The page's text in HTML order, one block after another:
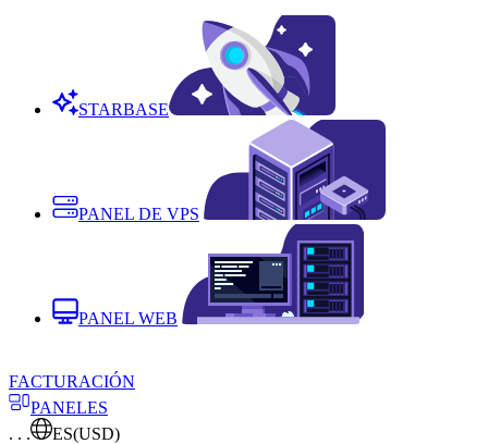
STARBASE
PANEL DE VPS
PANEL WEB
FACTURACIÓN
PANELES
. . .
ES(USD)